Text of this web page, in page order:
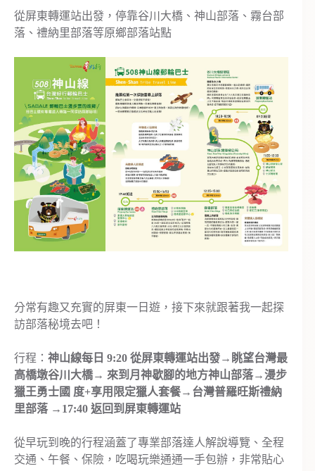
從屏東轉運站出發，停靠谷川大橋、神山部落、霧台部
落、禮納里部落等原鄉部落站點
分常有趣又充實的屏東一日遊，接下來就跟著我一起探
訪部落秘境去吧！
行程： 神山線每日 9:20 從屏東轉運站出發→眺望台灣最
高橋墩谷川大橋→ 來到月神歇腳的地方神山部落→漫步
獵王勇士國 度+享用限定獵人套餐→台灣普羅旺斯禮納
里部落 →17:40 返回到屏東轉運站
從早玩到晚的行程涵蓋了專業部落達人解說導覽、全程
交通、午餐、保險，吃喝玩樂通通一手包辦，非常貼心